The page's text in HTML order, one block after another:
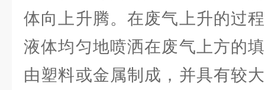
体向上升腾。在废气上升的过
液体均匀地喷洒在废气上方的
由塑料或金属制成，并具有较